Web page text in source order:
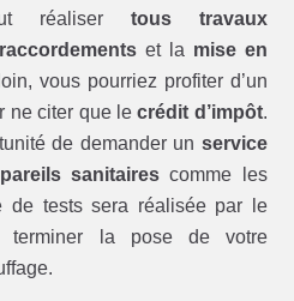
réaliser tous travaux
raccordements et la mise en
vous pourriez profiter d’un
ne citer que lecrédit d’impôt.
de demander un service
sanitaires comme les
de tests sera réalisée par le
terminer la pose de votre